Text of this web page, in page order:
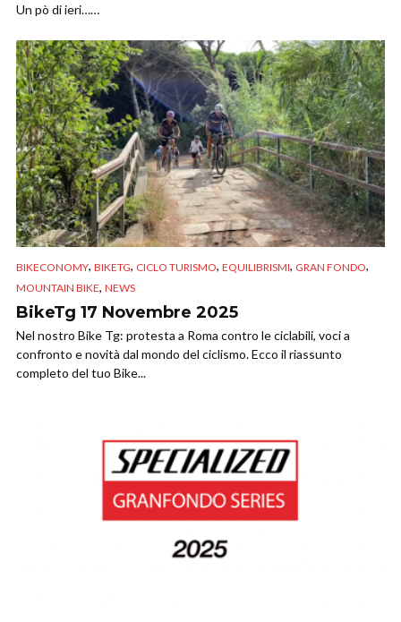
Un pò di ieri……
BIKECONOMY, BIKETG, CICLO TURISMO, EQUILIBRISMI, GRAN FONDO,
MOUNTAIN BIKE, NEWS
BikeTg 17 Novembre 2025
Nel nostro Bike Tg: protesta a Roma contro le ciclabili, voci a
confronto e novità dal mondo del ciclismo. Ecco il riassunto
completo del tuo Bike...